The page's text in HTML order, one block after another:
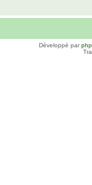
Développé par